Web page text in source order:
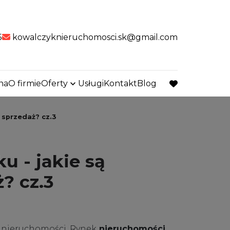
kowalczyknieruchomosci.sk@gmail.com
O firmieOferty UsługiKontaktBlog
favorite
cz.3
- jakie są
cz.3